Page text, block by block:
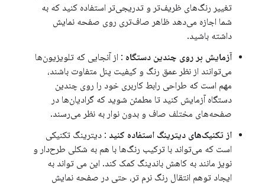
تغییر رنگ‌های ظریف‌تر و تدریجی‌تر استفاده کنید که به
شما اجازه می‌دهد ظاهر صاف‌تری روی صفحه نمایش
داشته باشید.
آزمایش بر روی چندین دستگاه : از آنجایی که تلویزیون‌ها
می‌توانند از نظر عمق رنگ و کیفیت پنل متفاوت باشند،
مهم است که طراحی رابط کاربری خود را روی چندین
دستگاه آزمایش کنید تا مطمئن شوید که گرادیان‌ها در
صفحه‌های مختلف صاف و بدون نوار به نظر می‌رسند.
از تکنیک‌های دیترینگ استفاده کنید : دیترینگ تکنیکی
است که می‌تواند با ترکیب رنگ‌ها با هم به شکلی طرح‌دار و
نویز مانند به کاهش باندینگ کمک کند. این می تواند به
ایجاد توهم انتقال رنگ نرم تر، حتی در صفحه نمایش